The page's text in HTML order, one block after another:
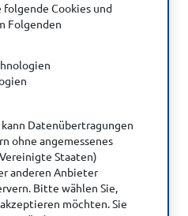
Zugangsdaten für die
dve.info/).
Cookies und
Folgenden
Datenübertragungen
ohne angemessenes
Staaten)
anderen Anbieter
Bitte wählen Sie,
möchten. Sie